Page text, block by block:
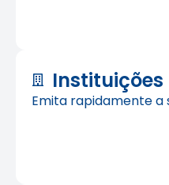
Instituições
Emita rapidamente a